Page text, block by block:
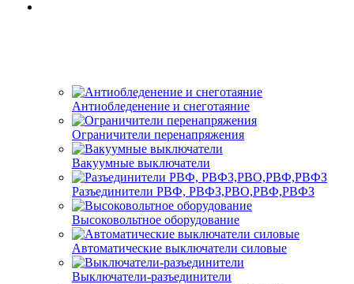
Антиобледенение и снеготаяние
Ограничители перенапряжения
Вакуумные выключатели
Разъединители РВФ, РВФЗ,РВО,РВФ,РВФЗ
Высоковольтное оборудование
Автоматические выключатели cиловые
Выключатели-разъединители